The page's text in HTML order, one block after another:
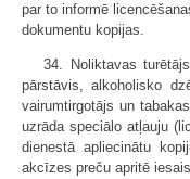
par to informē
dokumentu kopijas.
34. Noliktavas
pārstāvis, alkoholisko
vairumtirgotājs un
uzrāda speciālo atļauju
dienestā apliecinātu
akcīzes preču apritē